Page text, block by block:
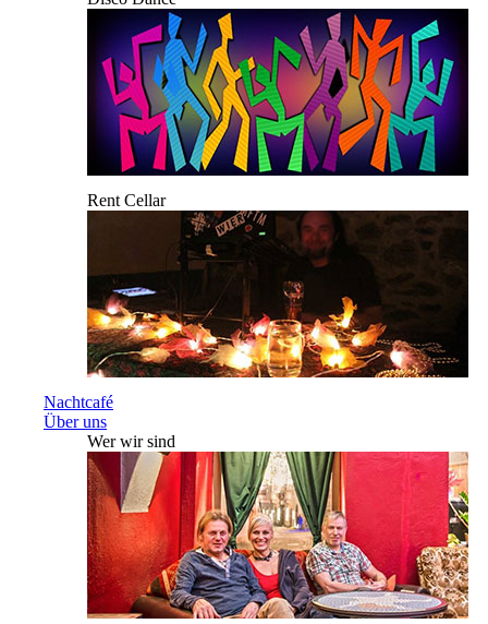
Rent Cellar
Nachtcafé
Über uns
Wer wir sind